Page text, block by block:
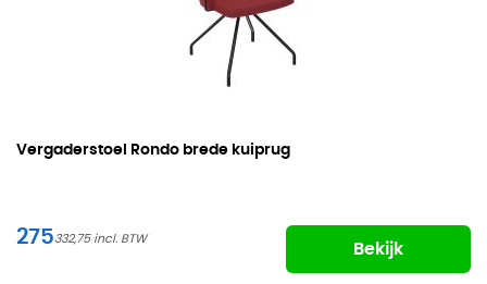
Vergaderstoel Rondo brede kuiprug
275332,75
Bekijk